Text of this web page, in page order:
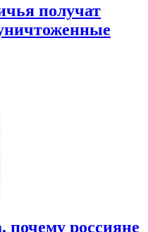
получат
почему россияне